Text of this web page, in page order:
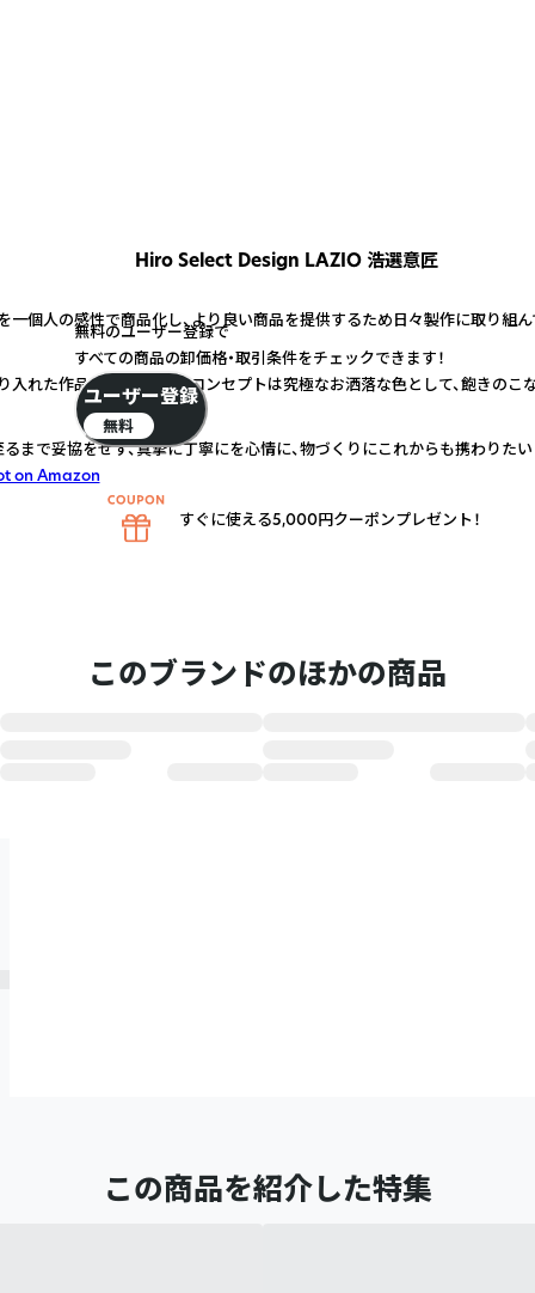
Hiro Select Design LAZIO 浩選意匠
個人の感性で商品化し、より良い商品を提供するため日々製作に取り組ん
れた作品を心がけ、色のコンセプトは究極なお洒落な色として、飽きのこ
まで妥協をせず、真摯に丁寧にを心情に、物づくりにこれからも携わりたい
on Amazon
このブランドのほかの商品
この商品を紹介した特集
無料のユーザー登録で
すべての商品の卸価格・取引条件をチェックできます！
ユーザー登録
無料
すぐに使える5,000円クーポンプレゼント！